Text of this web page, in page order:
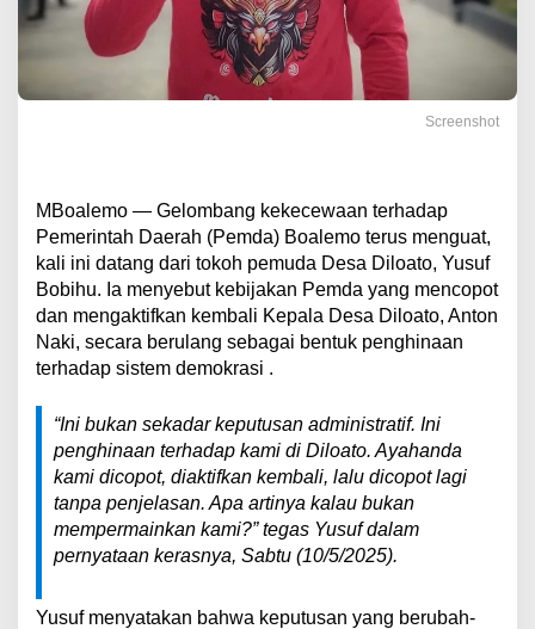
Screenshot
MBoalemo — Gelombang kekecewaan terhadap
Pemerintah Daerah (Pemda) Boalemo terus menguat,
kali ini datang dari tokoh pemuda Desa Diloato, Yusuf
Bobihu. Ia menyebut kebijakan Pemda yang mencopot
dan mengaktifkan kembali Kepala Desa Diloato, Anton
Naki, secara berulang sebagai bentuk penghinaan
terhadap sistem demokrasi .
“Ini bukan sekadar keputusan administratif. Ini
penghinaan terhadap kami di Diloato. Ayahanda
kami dicopot, diaktifkan kembali, lalu dicopot lagi
tanpa penjelasan. Apa artinya kalau bukan
mempermainkan kami?” tegas Yusuf dalam
pernyataan kerasnya, Sabtu (10/5/2025).
Yusuf menyatakan bahwa keputusan yang berubah-